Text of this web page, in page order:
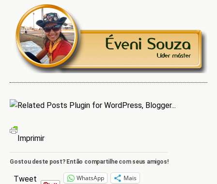
Imprimir
Gostou deste post? Então compartilhe com seus amigos!
Tweet WhatsApp Mais